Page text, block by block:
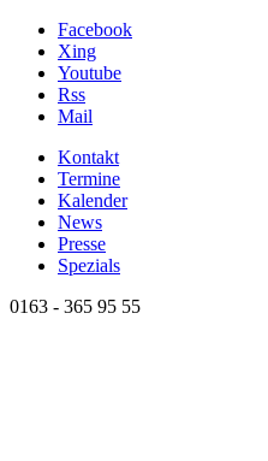
Facebook
Xing
Youtube
Rss
Mail
Kontakt
Termine
Kalender
News
Presse
Spezials
0163 - 365 95 55